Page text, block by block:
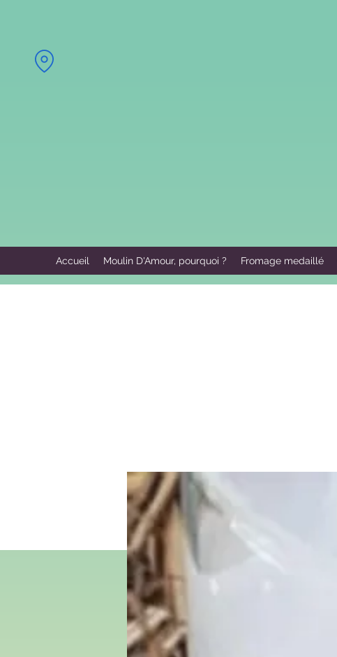
Accueil Moulin D'Amour, pourquoi ? Fromage medaillé